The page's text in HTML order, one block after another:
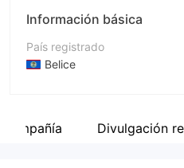
Información básica
País registrado
Belice
Empresa
Divulgación